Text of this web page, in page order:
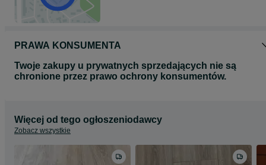
PRAWA KONSUMENTA
Twoje zakupy u prywatnych sprzedających nie są
chronione przez prawo ochrony konsumentów.
Więcej od tego ogłoszeniodawcy
Zobacz wszystkie